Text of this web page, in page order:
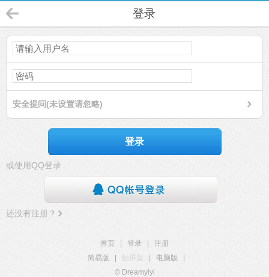
登录
安全提问(未设置请忽略)
登录
或使用QQ登录
还没有注册？
首页 登录
注册
简易版
触屏版 电脑版
© Dreamyiyi